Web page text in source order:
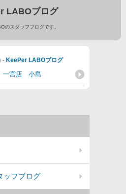
LABOブログ
のスタッフブログです。
- KeePer LABOブログ
一宮店 小島
ッフブログ